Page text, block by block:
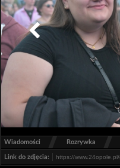
Wiadomości / Rozrywka /
Link do zdjęcia: